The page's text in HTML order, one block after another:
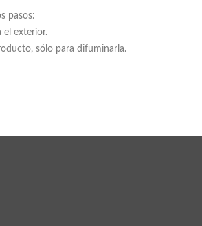
pasos:
el exterior.
sólo para difuminarla.